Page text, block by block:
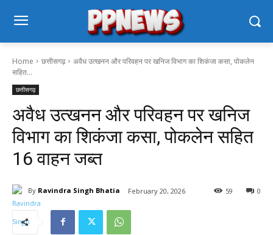
Home छत्तीसगढ़
अवैध उत्खनन और परिवहन पर खनिज विभाग का शिकंजा कसा, पोकलेन
सहित...
छत्तीसगढ़
अवैध उत्खनन और परिवहन पर खनिज
विभाग का शिकंजा कसा, पोकलेन सहित
16 वाहन जब्त
By Ravindra Singh Bhatia February 20, 2026 0
59